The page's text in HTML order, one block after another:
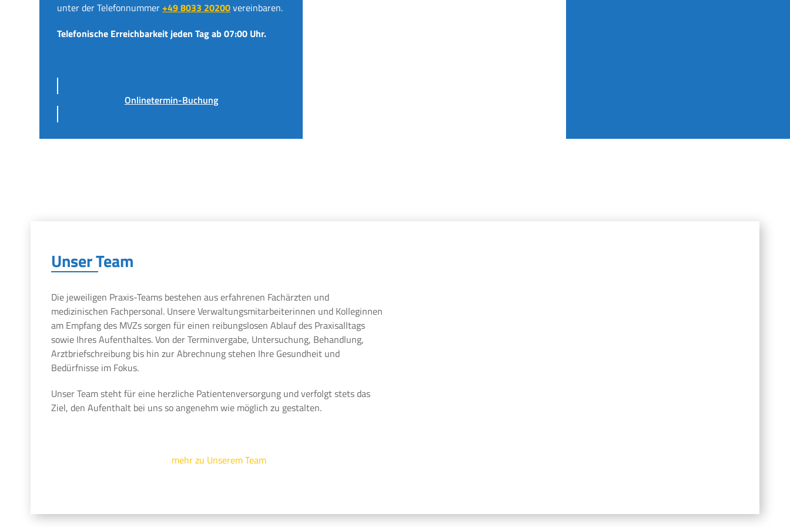
unter der Telefonnummer+49 8033 20200vereinbaren.
Telefonische Erreichbarkeit jeden Tag ab 07:00 Uhr.
Onlinetermin-Buchung
Unser Team
Die jeweiligen Praxis-Teams bestehen aus erfahrenen Fachärzten und
medizinischen Fachpersonal. Unsere Verwaltungsmitarbeiterinnen und Kolleginnen
am Empfang des MVZs sorgen für einen reibungslosen Ablauf des Praxisalltags
sowie Ihres Aufenthaltes. Von der Terminvergabe, Untersuchung, Behandlung,
Arztbriefschreibung bis hin zur Abrechnung stehen Ihre Gesundheit und
Bedürfnisse im Fokus.
Unser Team steht für eine herzliche Patientenversorgung und verfolgt stets das
Ziel, den Aufenthalt bei uns so angenehm wie möglich zu gestalten.
mehr zu Unserem Team